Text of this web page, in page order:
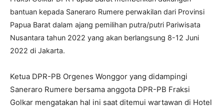
bantuan kepada Saneraro Rumere perwakilan dari Provinsi
Papua Barat dalam ajang pemilihan putra/putri Pariwisata
Nusantara tahun 2022 yang akan berlangsung 8-12 Juni
2022 di Jakarta.
Ketua DPR-PB Orgenes Wonggor yang didampingi
Saneraro Rumere bersama anggota DPR-PB Fraksi
Golkar mengatakan hal ini saat ditemui wartawan di Hotel